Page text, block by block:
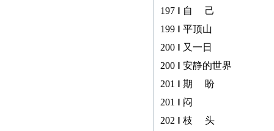
197 ‖ 自 己
199 ‖ 平顶山
200 ‖ 又一日
200 ‖ 安静的世界
201 ‖ 期 盼
201 ‖ 闷
202 ‖ 枝 头